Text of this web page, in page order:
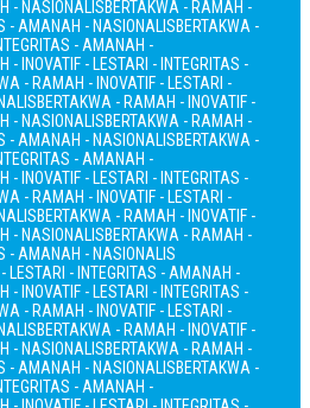
- NASIONALISBERTAKWA - RAMAH -
- AMANAH - NASIONALISBERTAKWA -
- AMANAH -
- INOVATIF - LESTARI - INTEGRITAS -
- RAMAH - INOVATIF - LESTARI -
BERTAKWA - RAMAH - INOVATIF -
- NASIONALISBERTAKWA - RAMAH -
- AMANAH - NASIONALISBERTAKWA -
- AMANAH -
- INOVATIF - LESTARI - INTEGRITAS -
- RAMAH - INOVATIF - LESTARI -
BERTAKWA - RAMAH - INOVATIF -
- NASIONALISBERTAKWA - RAMAH -
- AMANAH - NASIONALIS
LESTARI - INTEGRITAS - AMANAH -
- INOVATIF - LESTARI - INTEGRITAS -
- RAMAH - INOVATIF - LESTARI -
BERTAKWA - RAMAH - INOVATIF -
- NASIONALISBERTAKWA - RAMAH -
- AMANAH - NASIONALISBERTAKWA -
- AMANAH -